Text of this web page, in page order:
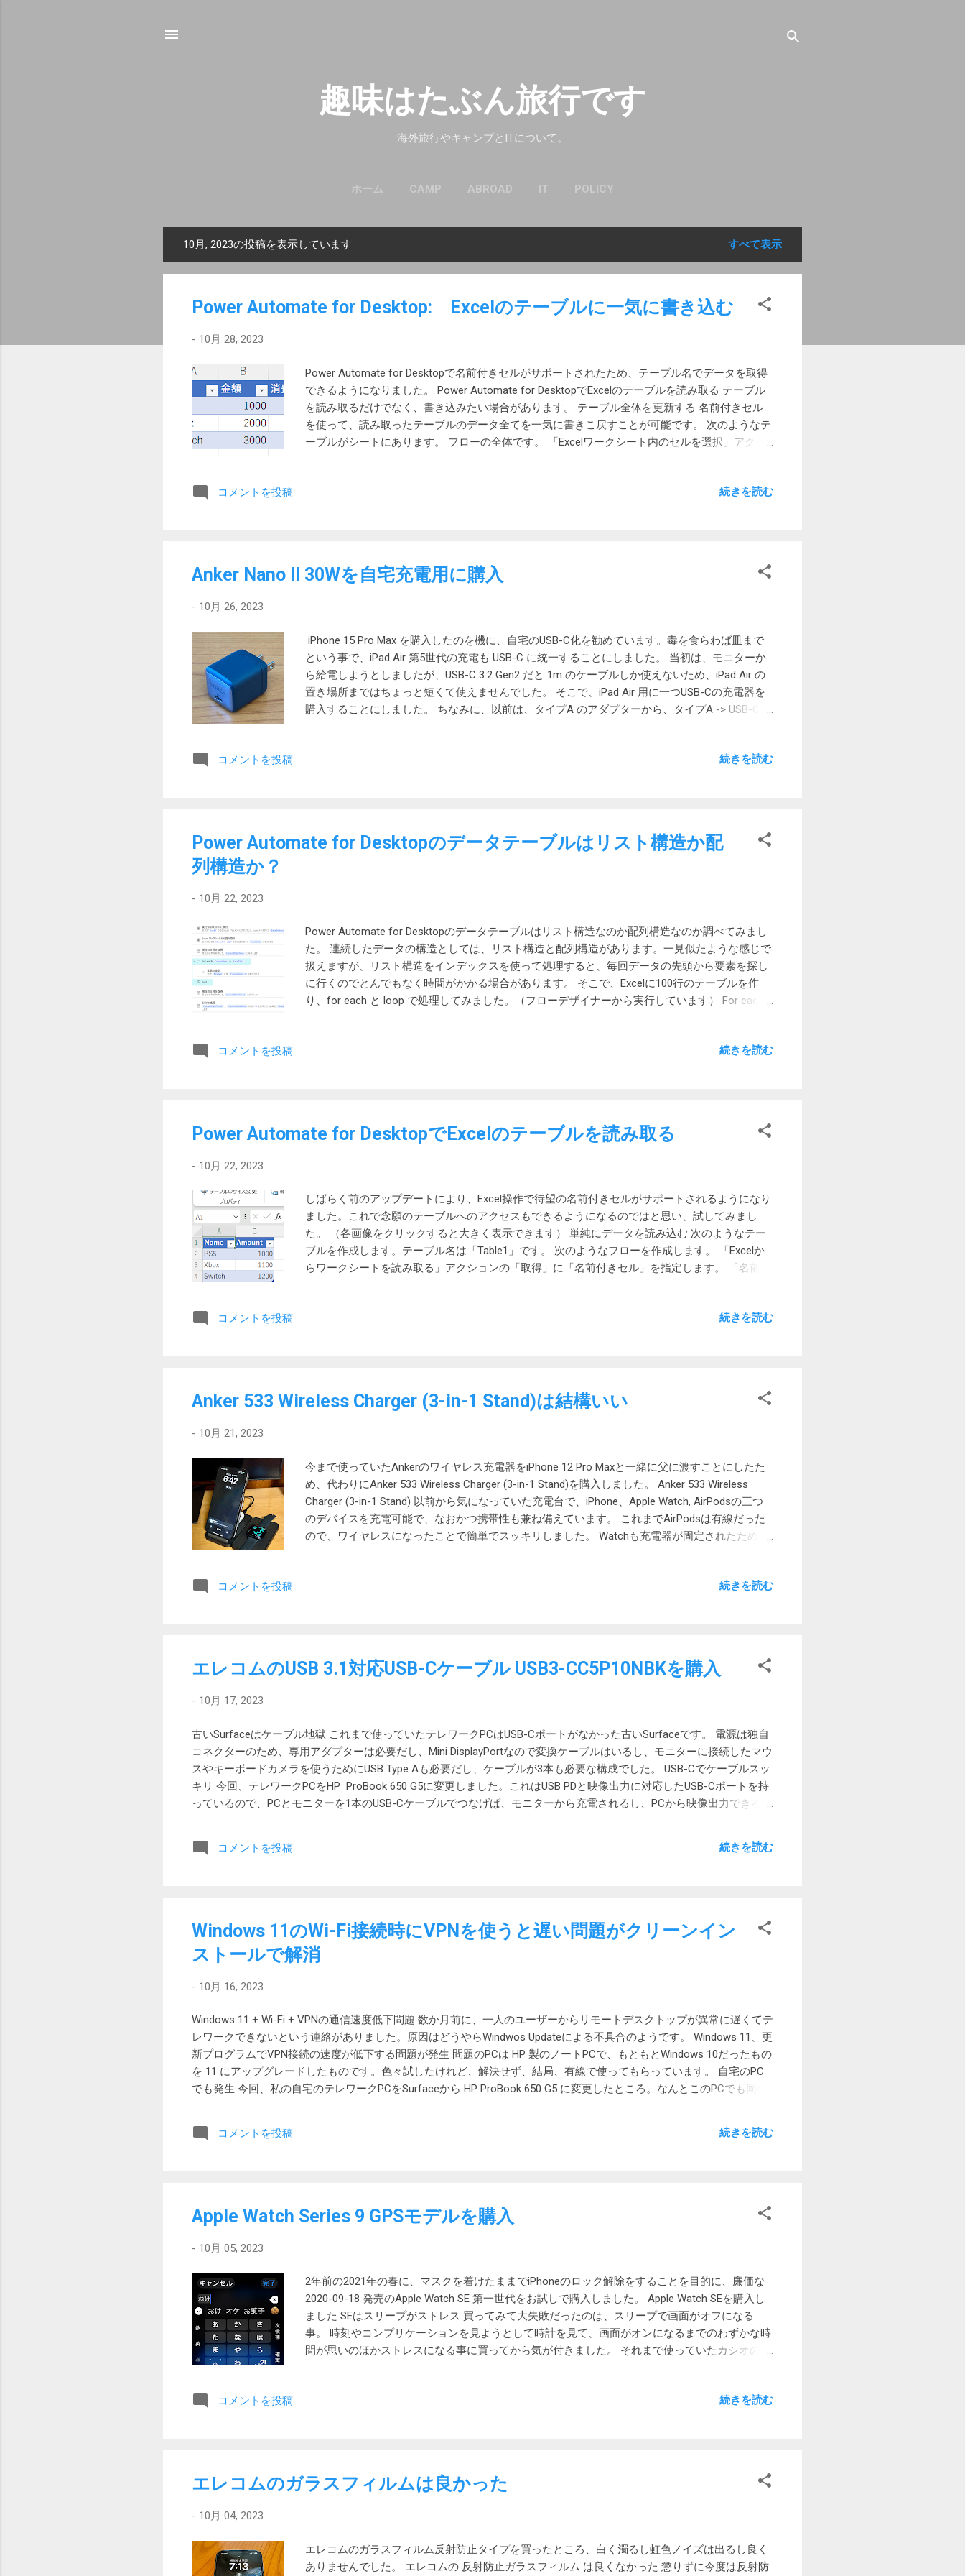
趣味はたぶん旅行です
海外旅行やキャンプとITについて。
ホーム CAMP ABROAD IT POLICY
稿
10月, 2023の投稿を表示しています すべて表示
Power Automate for Desktop: Excelのテーブルに一気に書き込む
- 10月 28, 2023
Power Automate for Desktopで名前付きセルがサポートされたため、テーブル名でデータを取得
できるようになりました。 Power Automate for DesktopでExcelのテーブルを読み取る テーブル
を読み取るだけでなく、書き込みたい場合があります。 テーブル全体を更新する 名前付きセル
を使って、読み取ったテーブルのデータ全てを一気に書きこ戻すことが可能です。 次のようなテ
ーブルがシートにあります。 フローの全体です。 「Excelワークシート内のセルを選択」アクシ
る時にそれまで取ってきてしまいます。 「Excelワークシートから読み取る」アクションを使っ
了： %ExcelData.RowsCount - 1% 増分： 1 「データテーブル項目を更新する」アクション
を使い、データテーブルの消費税額を設定します。 データテーブル： %ExcelData% 列： 消
コメントを投稿 続きを読む
Anker Nano II 30Wを自宅充電用に購入
- 10月 26, 2023
iPhone 15 Pro Max を購入したのを機に、自宅のUSB-C化を勧めています。毒を食らわば皿まで
という事で、iPad Air 第5世代の充電も USB-C に統一することにしました。 当初は、モニターか
ら給電しようとしましたが、USB-C 3.2 Gen2 だと 1m のケーブルしか使えないため、iPad Air の
置き場所まではちょっと短くて使えませんでした。 そこで、iPad Air 用に一つUSB-Cの充電器を
購入することにしました。 ちなみに、以前は、タイプA のアダプターから、タイプA -> USB-Cの
が収納式ではない事。持ち運び用には邪魔です。 うちは自宅用だからむしろいいけれど、それな
さ 約47g 入力 100-240V~ 1A 50-60Hz 出力 5.0V=3.0A / 9.0V=3.0A / 15.0V=2.0A / 20.0V=1.5A (最大
30W) | PPS出力: 3.3-11.0V=3.0A / 3.3-16.0V=2.0A (最大30W) パッケージ内容 Anker Nano II 30W、
コメントを投稿 続きを読む
Power Automate for Desktopのデータテーブルはリスト構造か配
列構造か？
- 10月 22, 2023
Power Automate for Desktopのデータテーブルはリスト構造なのか配列構造なのか調べてみまし
た。 連続したデータの構造としては、リスト構造と配列構造があります。一見似たような感じで
扱えますが、リスト構造をインデックスを使って処理すると、毎回データの先頭から要素を探し
に行くのでとんでもなく時間がかかる場合があります。 そこで、Excelに100行のテーブルを作
り、for each と loop で処理してみました。（フローデザイナーから実行しています） For each
5.2053178 5.005117 試しに、500行に増やして一回試してみたところ、25.1092814と5倍になった
は、余計なインデックス変数を使わない for each の方が好みですが。
コメントを投稿 続きを読む
Power Automate for DesktopでExcelのテーブルを読み取る
- 10月 22, 2023
しばらく前のアップデートにより、Excel操作で待望の名前付きセルがサポートされるようになり
ました。これで念願のテーブルへのアクセスもできるようになるのではと思い、試してみまし
た。 （各画像をクリックすると大きく表示できます） 単純にデータを読み込む 次のようなテー
ブルを作成します。テーブル名は「Table1」です。 次のようなフローを作成します。 「Excelか
らワークシートを読み取る」アクションの「取得」に「名前付きセル」を指定します。 「名前」
ExcelDataの内容は次の通りです。 列名を読み込む 上の例では、列名が Column1, Column2 のよ
す。 「選択」には「名前付きセル」を指定します。 「名前」には「Sheet1!Table1[#すべて]」を
指定します。 「Excelからワークシートを読み取る」アクションを使ってテーブルの内容を読み
ンを使って、ExcelDataをループします。 CurrentItemから列名を使って値を取り出しメッセージ
を表示します。 値の指定は %CurrentItem['Name']% や %CurrentItem['Amount']% のようにしま
す。 Power Automate for Desktopのデータテーブルがリスト構造なのか配列構造なのか不明で
す。行の追加削除アクションが用意されているところを見るとリスト構造ではないかと思いま
す。 リスト...
コメントを投稿 続きを読む
Anker 533 Wireless Charger (3-in-1 Stand)は結構いい
- 10月 21, 2023
今まで使っていたAnkerのワイヤレス充電器をiPhone 12 Pro Maxと一緒に父に渡すことにしたた
め、代わりにAnker 533 Wireless Charger (3-in-1 Stand)を購入しました。 Anker 533 Wireless
Charger (3-in-1 Stand) 以前から気になっていた充電台で、iPhone、Apple Watch, AirPodsの三つ
のデバイスを充電可能で、なおかつ携帯性も兼ね備えています。 これまでAirPodsは有線だった
ので、ワイヤレスになったことで簡単でスッキリしました。 Watchも充電器が固定されたため、
を置く部分がシリコーンぽい柔らかい素材になり、精神衛生上これはいいです。また、充電状態
充電できない時はハデに点滅して教えてくれます。 AppleWatch付属のケーブルを使います。収
まりが悪いため、水平に置くか、立てて置くかで、ケーブルの収納の仕方を選ぶ必要がありそう
コメントを投稿 続きを読む
エレコムのUSB 3.1対応USB-Cケーブル USB3-CC5P10NBKを購入
- 10月 17, 2023
古いSurfaceはケーブル地獄 これまで使っていたテレワークPCはUSB-Cポートがなかった古いSurfaceです。 電源は独自
コネクターのため、専用アダプターは必要だし、Mini DisplayPortなので変換ケーブルはいるし、モニターに接続したマウ
スやキーボードカメラを使うためにUSB Type Aも必要だし、ケーブルが3本も必要な構成でした。 USB-Cでケーブルスッ
キリ 今回、テレワークPCをHP ProBook 650 G5に変更しました。これはUSB PDと映像出力に対応したUSB-Cポートを持
っているので、PCとモニターを1本のUSB-Cケーブルでつなげば、モニターから充電されるし、PCから映像出力できる
オルタネートモード対応ケーブルが必要 早速、手持ちのUSB-Cケーブルでつないでみたところ、充電と周辺機器の共有
はできたけれど、映像出力はできませんでした。そうじゃないかと思っていましたが、手持ちのケーブルはUSBオルタネ
用することができます 」と書かれています。 オルタネートモードについてはこちら。 USBケーブルのマルチユース化、
オルタネートモード ラトックシステム USB3-CC5P10NBK 今回購入した、ケーブルは次の通り、 USB 3.1 Gen2 USB-IF
正規認証品！ Certified SUPERSPEED+ 対応なので、最大10Gbpsの通信速度に対応。 USB Power Delivery対応 最大
りのため、価格も実売3,690円（10%ポイントバックがあるので、実質3,358...
コメントを投稿 続きを読む
Windows 11のWi-Fi接続時にVPNを使うと遅い問題がクリーンイン
ストールで解消
- 10月 16, 2023
Windows 11 + Wi-Fi + VPNの通信速度低下問題 数か月前に、一人のユーザーからリモートデスクトップが異常に遅くてテ
レワークできないという連絡がありました。原因はどうやらWindwos Updateによる不具合のようです。 Windows 11、更
新プログラムでVPN接続の速度が低下する問題が発生 問題のPCは HP 製のノートPCで、もともとWindows 10だったもの
を 11 にアップグレードしたものです。色々試したけれど、解決せず、結局、有線で使ってもらっています。 自宅のPC
でも発生 今回、私の自宅のテレワークPCをSurfaceから HP ProBook 650 G5 に変更したところ。なんとこのPCでも同様
とても遅いので問題が起こるかもしれないという意味のメッセージが表示されます。実際に操作に支障をきたすほど遅い
です。 暗号化プロトコルは L2TP/IPsec を使っていて、有線接続すると解消するので、やはり上記の問題だと思います。
をリセットしていました。以前から思っていた通り、この方法ではPCが完全に初期化されないようです。 最悪は、
Windows 10 に戻さないといけないかと思っていたので、解消できてよかったです。自宅は有線で何とかなっても、キャ
ンプや旅行の時にテザリングが使えないとアウトですから。 Windows Update後に再発したけれど23H2で解消 2023-11-
ました。 ローカルに戻ってみるとWindows Updateが適用中でした。 Windows Updateの適用が終わり再起動しても遅い
ままで、まる...
コメントを投稿 続きを読む
Apple Watch Series 9 GPSモデルを購入
- 10月 05, 2023
2年前の2021年の春に、マスクを着けたままでiPhoneのロック解除をすることを目的に、廉価な
2020-09-18 発売のApple Watch SE 第一世代をお試しで購入しました。 Apple Watch SEを購入し
ました SEはスリープがストレス 買ってみて大失敗だったのは、スリープで画面がオフになる
事。 時刻やコンプリケーションを見ようとして時計を見て、画面がオンになるまでのわずかな時
間が思いのほかストレスになる事に買ってから気が付きました。 それまで使っていたカシオのプ
Series 5以降のApple Watchは常時点灯になっています。 今回使い始めてみて、やっぱり常時点灯
44mmが39,800円からで、Series 9 45mm が64,800円からなので、25,000円違うわけですが、それ
でも私はSeries 9を選択します。 フリックで文字入力ができる Series 7から待望のフリック入力
第3世代の光学式心拍センサー（SEは第2世代） 皮膚温センサー デュアルコアS9 SiP （SEはS8）
コメントを投稿 続きを読む
エレコムのガラスフィルムは良かった
- 10月 04, 2023
エレコムのガラスフィルム反射防止タイプを買ったところ、白く濁るし虹色ノイズは出るし良く
ありませんでした。 エレコムの 反射防止ガラスフィルム は良くなかった 懲りずに今度は反射防